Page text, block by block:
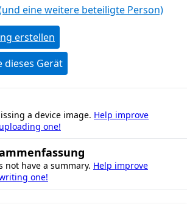
eine weitere beteiligte Person)
erstellen
dieses Gerät
a device image. Help improve
one!
not have a summary. Help improve
one!